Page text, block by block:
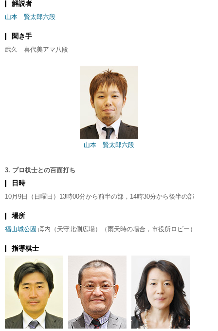
解説者
山本 賢太郎六段
聞き手
武久 喜代美アマ八段
山本 賢太郎六段
3. プロ棋士との百面打ち
日時
10月9日（日曜日）13時00分から前半の部，14時30分から後半の部
場所
福山城公園
内（天守北側広場）（雨天時の場合，市役所ロビー）
指導棋士